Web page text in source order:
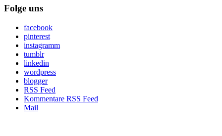
Folge uns
facebook
pinterest
instagramm
tumblr
linkedin
wordpress
blogger
RSS Feed
Kommentare RSS Feed
Mail